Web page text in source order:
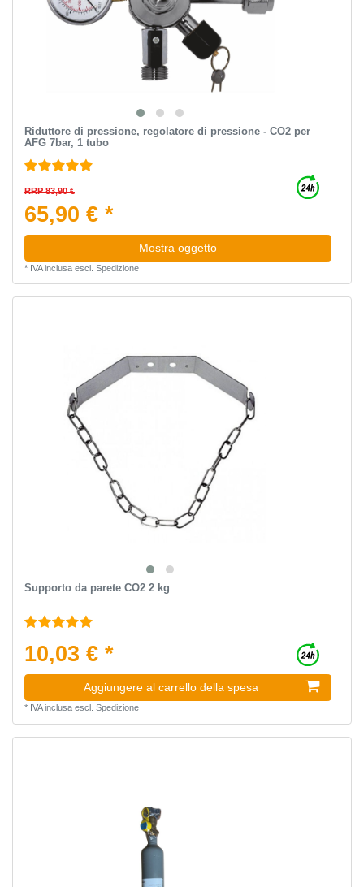
Riduttore di pressione, regolatore di pressione - CO2 per
AFG 7bar, 1 tubo
RRP 83,90 €
65,90 € *
Mostra oggetto
* IVA inclusaescl. Spedizione
Supporto da parete CO2 2 kg
10,03 € *
Aggiungere al carrello della spesa
* IVA inclusaescl. Spedizione